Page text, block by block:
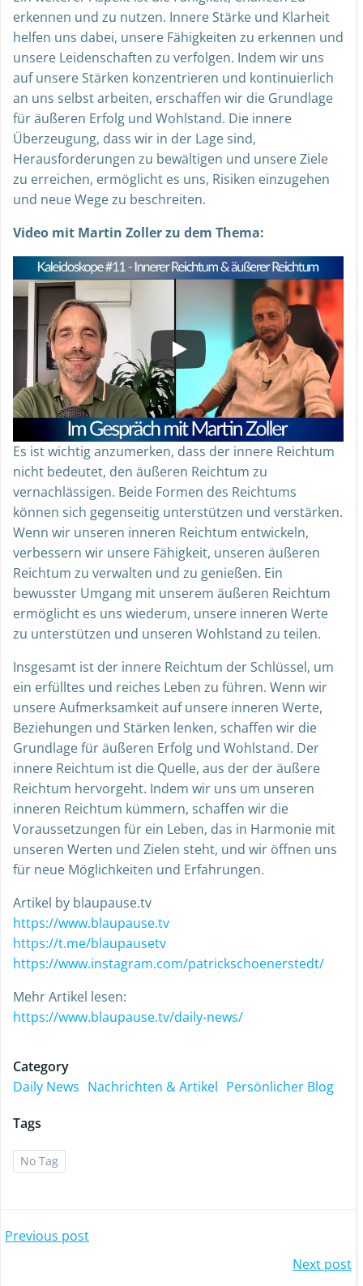
erkennen und zu nutzen. Innere Stärke und Klarheit
helfen uns dabei, unsere Fähigkeiten zu erkennen und
unsere Leidenschaften zu verfolgen. Indem wir uns
auf unsere Stärken konzentrieren und kontinuierlich
an uns selbst arbeiten, erschaffen wir die Grundlage
für äußeren Erfolg und Wohlstand. Die innere
Überzeugung, dass wir in der Lage sind,
Herausforderungen zu bewältigen und unsere Ziele
zu erreichen, ermöglicht es uns, Risiken einzugehen
und neue Wege zu beschreiten.
Video mit Martin Zoller zu dem Thema:
Es ist wichtig anzumerken, dass der innere Reichtum
nicht bedeutet, den äußeren Reichtum zu
vernachlässigen. Beide Formen des Reichtums
können sich gegenseitig unterstützen und verstärken.
Wenn wir unseren inneren Reichtum entwickeln,
verbessern wir unsere Fähigkeit, unseren äußeren
Reichtum zu verwalten und zu genießen. Ein
bewusster Umgang mit unserem äußeren Reichtum
ermöglicht es uns wiederum, unsere inneren Werte
zu unterstützen und unseren Wohlstand zu teilen.
Insgesamt ist der innere Reichtum der Schlüssel, um
ein erfülltes und reiches Leben zu führen. Wenn wir
unsere Aufmerksamkeit auf unsere inneren Werte,
Beziehungen und Stärken lenken, schaffen wir die
Grundlage für äußeren Erfolg und Wohlstand. Der
innere Reichtum ist die Quelle, aus der der äußere
Reichtum hervorgeht. Indem wir uns um unseren
inneren Reichtum kümmern, schaffen wir die
Voraussetzungen für ein Leben, das in Harmonie mit
unseren Werten und Zielen steht, und wir öffnen uns
für neue Möglichkeiten und Erfahrungen.
Artikel by blaupause.tv
https://www.blaupause.tv
https://t.me/blaupausetv
https://www.instagram.com/patrickschoenerstedt/
Mehr Artikel lesen:
https://www.blaupause.tv/daily-news/
Category
Daily News Nachrichten & Artikel Persönlicher Blog
Tags
No Tag
Previous post
Next post